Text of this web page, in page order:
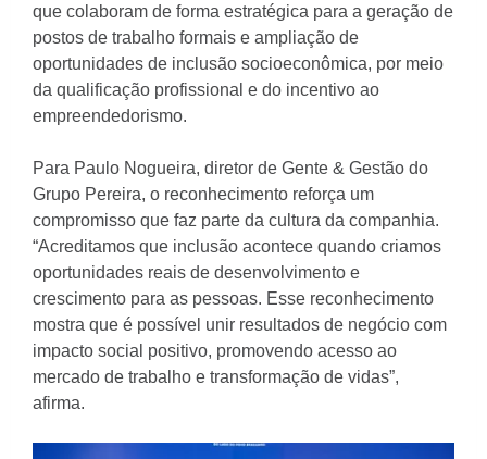
que colaboram de forma estratégica para a geração de
postos de trabalho formais e ampliação de
oportunidades de inclusão socioeconômica, por meio
da qualificação profissional e do incentivo ao
empreendedorismo.
Para Paulo Nogueira, diretor de Gente & Gestão do
Grupo Pereira, o reconhecimento reforça um
compromisso que faz parte da cultura da companhia.
“Acreditamos que inclusão acontece quando criamos
oportunidades reais de desenvolvimento e
crescimento para as pessoas. Esse reconhecimento
mostra que é possível unir resultados de negócio com
impacto social positivo, promovendo acesso ao
mercado de trabalho e transformação de vidas”,
afirma.